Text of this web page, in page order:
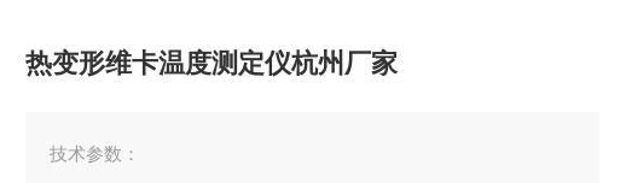
热变形维卡温度测定仪杭州厂家
技术参数：